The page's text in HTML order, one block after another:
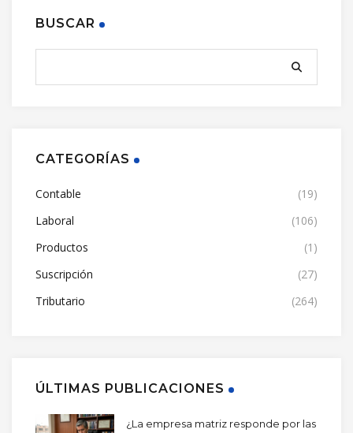
BUSCAR
CATEGORÍAS
Contable
(19)
Laboral
(106)
Productos
(1)
Suscripción
(27)
Tributario
(264)
ÚLTIMAS PUBLICACIONES
¿La empresa matriz responde por las